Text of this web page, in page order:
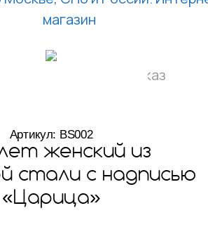
Артикул: BS002
женский из
стали с надписью
«Царица»